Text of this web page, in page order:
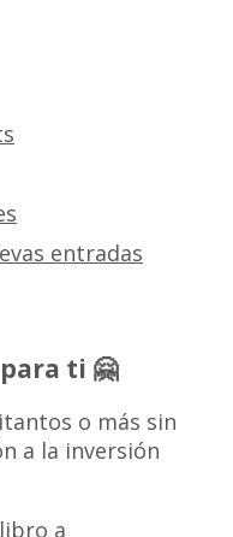
entradas
ti 🤗
o más sin
a la inversión